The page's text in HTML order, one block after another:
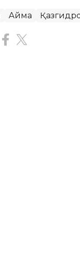
Аймақ